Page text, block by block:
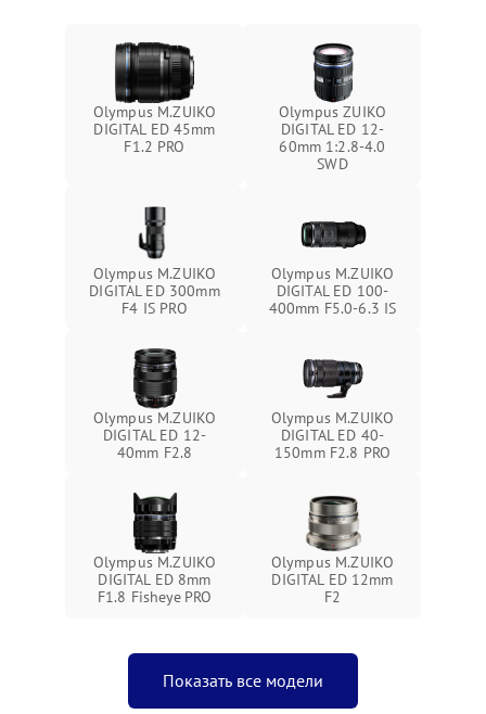
Olympus M.ZUIKO
DIGITAL ED 45mm
F1.2 PRO
Olympus ZUIKO
DIGITAL ED 12-
60mm 1:2.8-4.0
SWD
Olympus M.ZUIKO
DIGITAL ED 300mm
F4 IS PRO
Olympus M.ZUIKO
DIGITAL ED 100-
400mm F5.0-6.3 IS
Olympus M.ZUIKO
DIGITAL ED 12-
40mm F2.8
Olympus M.ZUIKO
DIGITAL ED 40-
150mm F2.8 PRO
Olympus M.ZUIKO
DIGITAL ED 8mm
F1.8 Fisheye PRO
Olympus M.ZUIKO
DIGITAL ED 12mm
F2
Показать все модели